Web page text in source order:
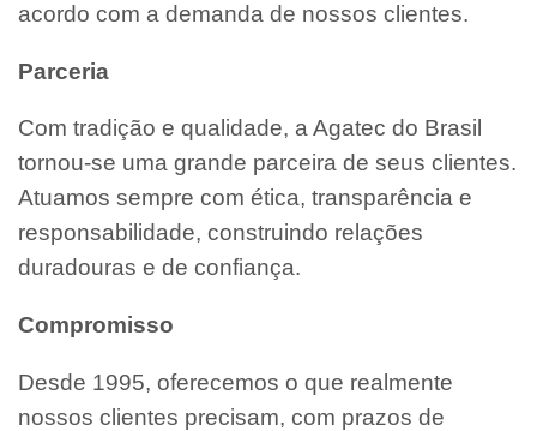
acordo com a demanda de nossos clientes.
Parceria
Com tradição e qualidade, a Agatec do Brasil
tornou-se uma grande parceira de seus clientes.
Atuamos sempre com ética, transparência e
responsabilidade, construindo relações
duradouras e de confiança.
Compromisso
Desde 1995, oferecemos o que realmente
nossos clientes precisam, com prazos de